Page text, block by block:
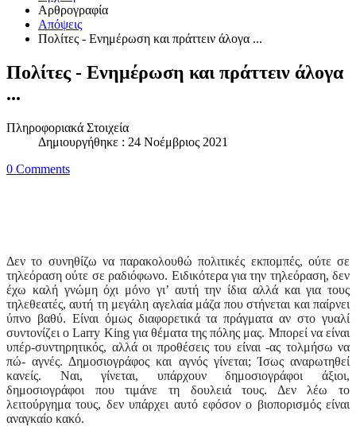
Αρθρογραφία
Απόψεις
Πολίτες - Ενημέρωση και πράττειν άλογα ...
Πολίτες - Ενημέρωση και πράττειν άλογα
...
Πληροφοριακά Στοιχεία
Δημιουργήθηκε : 24 Νοέμβριος 2021
0 Comments
Δεν το συνηθίζω να παρακολουθώ πολιτικές εκπομπές, ούτε σε
τηλεόραση ούτε σε ραδιόφωνο. Ειδικότερα για την τηλεόραση, δεν
έχω καλή γνώμη όχι μόνο γι’ αυτή την ίδια αλλά και για τους
τηλεθεατές, αυτή τη μεγάλη αγελαία μάζα που στήνεται και παίρνει
ύπνο βαθύ. Είναι όμως διαφορετικά τα πράγματα αν στο γυαλί
συντονίζει οLarry Kingγια θέματα της πόλης μας. Μπορεί να είναι
υπέρ-συντηρητικός, αλλά οι προθέσεις του είναι -ας τολμήσω να
πώ- αγνές. Δημοσιογράφος και αγνός γίνεται; Ίσως αναρωτηθεί
κανείς. Ναι, γίνεται, υπάρχουν δημοσιογράφοι άξιοι,
δημοσιογράφοι που τιμάνε τη δουλειά τους. Δεν λέω το
λειτούργημα τους, δεν υπάρχει αυτό εφόσον ο βιοπορισμός είναι
αναγκαίο κακό.